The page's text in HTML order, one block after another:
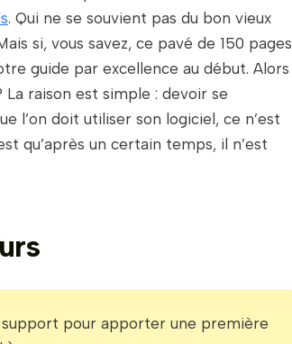
. Qui ne se souvient pas du bon vieux
si, vous savez, ce pavé de 150 pages
guide par excellence au début. Alors
raison est simple : devoir se
l’on doit utiliser son logiciel, ce n’est
qu’après un certain temps, il n’est
pour apporter une première